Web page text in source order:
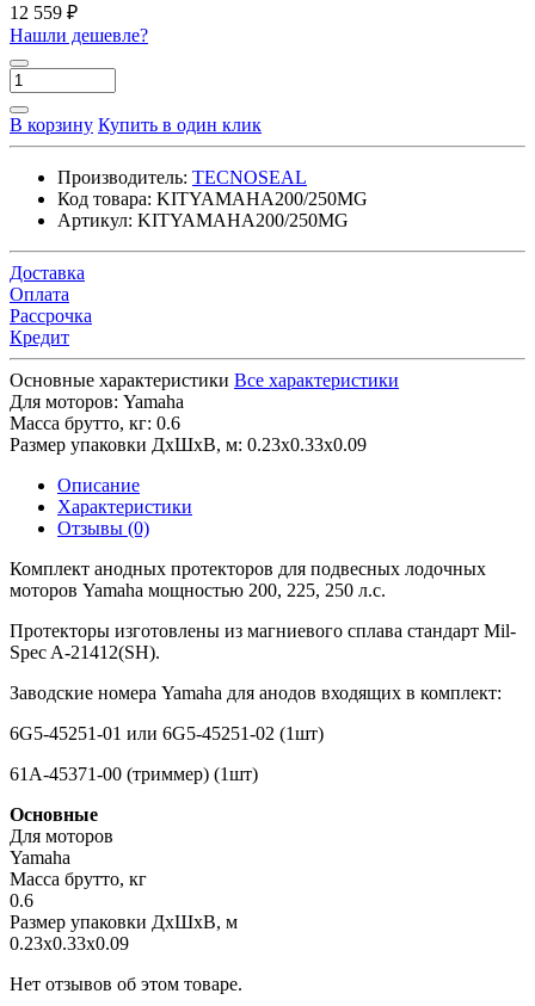
12 559 ₽
Нашли дешевле?
В корзину Купить в один клик
Производитель: TECNOSEAL
Код товара: KITYAMAHA200/250MG
Артикул: KITYAMAHA200/250MG
Доставка
Оплата
Рассрочка
Кредит
Основные характеристики Все характеристики
Для моторов: Yamaha
Масса брутто, кг: 0.6
Размер упаковки ДхШхВ, м: 0.23x0.33x0.09
Описание
Характеристики
Отзывы (0)
Комплект анодных протекторов для подвесных лодочных
моторов Yamaha мощностью 200, 225, 250 л.с.
Протекторы изготовлены из магниевого сплава стандарт Mil-
Spec A-21412(SH).
Заводские номера Yamaha для анодов входящих в комплект:
6G5-45251-01 или 6G5-45251-02 (1шт)
61A-45371-00 (триммер) (1шт)
Основные
Для моторов
Yamaha
Масса брутто, кг
0.6
Размер упаковки ДхШхВ, м
0.23x0.33x0.09
Нет отзывов об этом товаре.